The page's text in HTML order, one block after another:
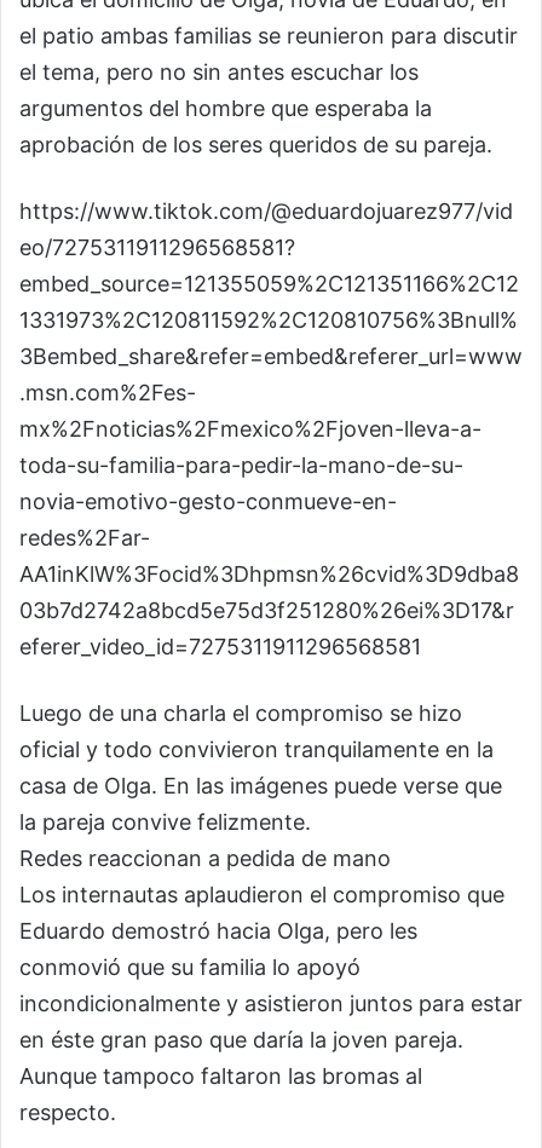
el patio ambas familias se reunieron para discutir
el tema, pero no sin antes escuchar los
argumentos del hombre que esperaba la
aprobación de los seres queridos de su pareja.
https://www.tiktok.com/@eduardojuarez977/vid
eo/7275311911296568581?
embed_source=121355059%2C121351166%2C12
1331973%2C120811592%2C120810756%3Bnull%
3Bembed_share&refer=embed&referer_url=www
.msn.com%2Fes-
mx%2Fnoticias%2Fmexico%2Fjoven-lleva-a-
toda-su-familia-para-pedir-la-mano-de-su-
novia-emotivo-gesto-conmueve-en-
redes%2Far-
AA1inKlW%3Focid%3Dhpmsn%26cvid%3D9dba8
03b7d2742a8bcd5e75d3f251280%26ei%3D17&r
eferer_video_id=7275311911296568581
Luego de una charla el compromiso se hizo
oficial y todo convivieron tranquilamente en la
casa de Olga. En las imágenes puede verse que
la pareja convive felizmente.
Redes reaccionan a pedida de mano
Los internautas aplaudieron el compromiso que
Eduardo demostró hacia Olga, pero les
conmovió que su familia lo apoyó
incondicionalmente y asistieron juntos para estar
en éste gran paso que daría la joven pareja.
Aunque tampoco faltaron las bromas al
respecto.